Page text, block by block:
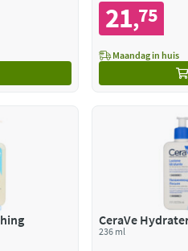
21,75
Maandag in huis
CeraVe
236 ml